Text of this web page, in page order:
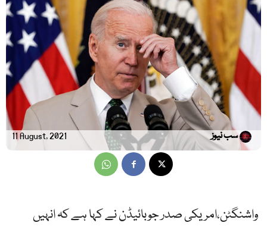
11 August, 2021 سب نیوز
واشنگٹن،امریکی صدر جوبائیڈن نے کہا ہے کہ انہیں